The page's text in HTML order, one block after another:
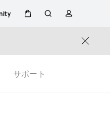
ー 索 ロ
Close
サポート